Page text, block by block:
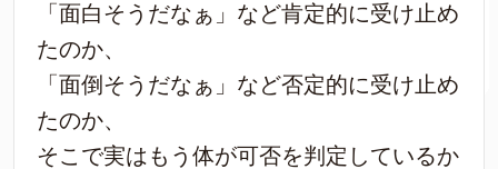
「面白そうだなぁ」など肯定的に受け止め
たのか、
「面倒そうだなぁ」など否定的に受け止め
たのか、
そこで実はもう体が可否を判定しているか